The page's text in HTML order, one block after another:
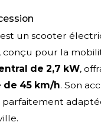
est un scooter
conçu pour la
de 2,7 kW,
de 45 km/h. Son
parfaitement